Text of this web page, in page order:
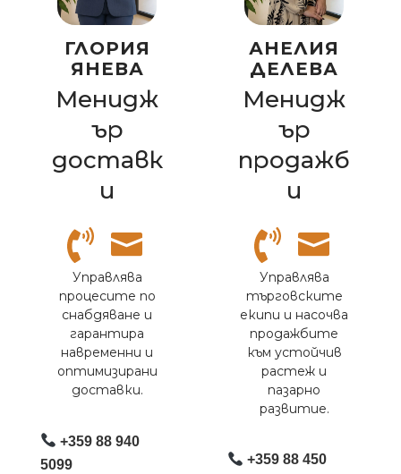
ГЛОРИЯ
ЯНЕВА
Менидж
ър
доставк
и
Управлява
процесите по
снабдяване и
гарантира
навременни и
оптимизирани
доставки.
+359 88 940
5099
АНЕЛИЯ
ДЕЛЕВА
Менидж
ър
продажб
и
Управлява
търговските
екипи и насочва
продажбите
към устойчив
растеж и
пазарно
развитие.
+359 88 450